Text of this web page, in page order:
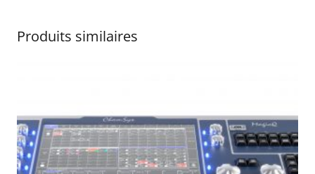
Produits similaires